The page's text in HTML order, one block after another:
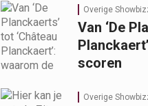
Overige
Van ‘De
scoren
Overige